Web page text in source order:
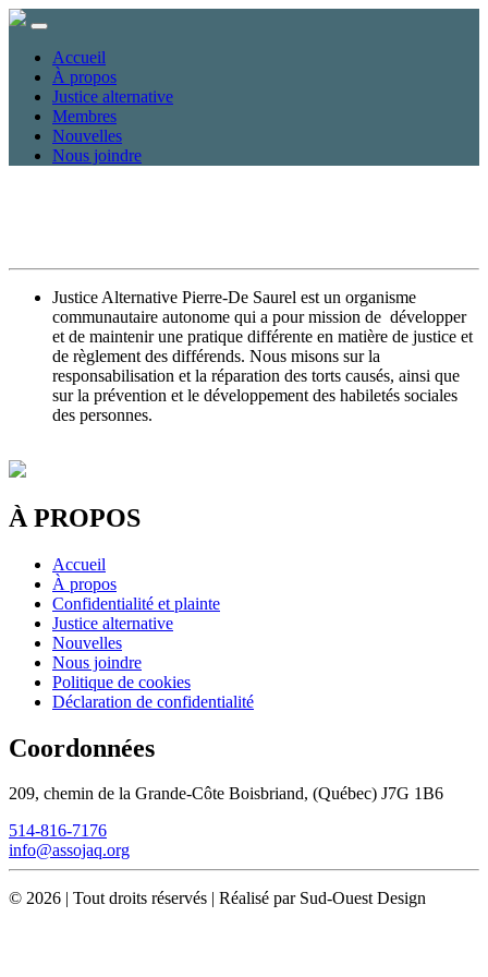
Accueil
À propos
Justice alternative
Membres
Nouvelles
Nous joindre
Justice Alternative Pierre-De Saurel est un organisme
communautaire autonome qui a pour mission de développer
et de maintenir une pratique différente en matière de justice et
de règlement des différends. Nous misons sur la
responsabilisation et la réparation des torts causés, ainsi que
sur la prévention et le développement des habiletés sociales
des personnes.
À PROPOS
Accueil
À propos
Confidentialité et plainte
Justice alternative
Nouvelles
Nous joindre
Politique de cookies
Déclaration de confidentialité
Coordonnées
209, chemin de la Grande-Côte Boisbriand, (Québec) J7G 1B6
514-816-7176
info@assojaq.org
© 2026 | Tout droits réservés | Réalisé par Sud-Ouest Design